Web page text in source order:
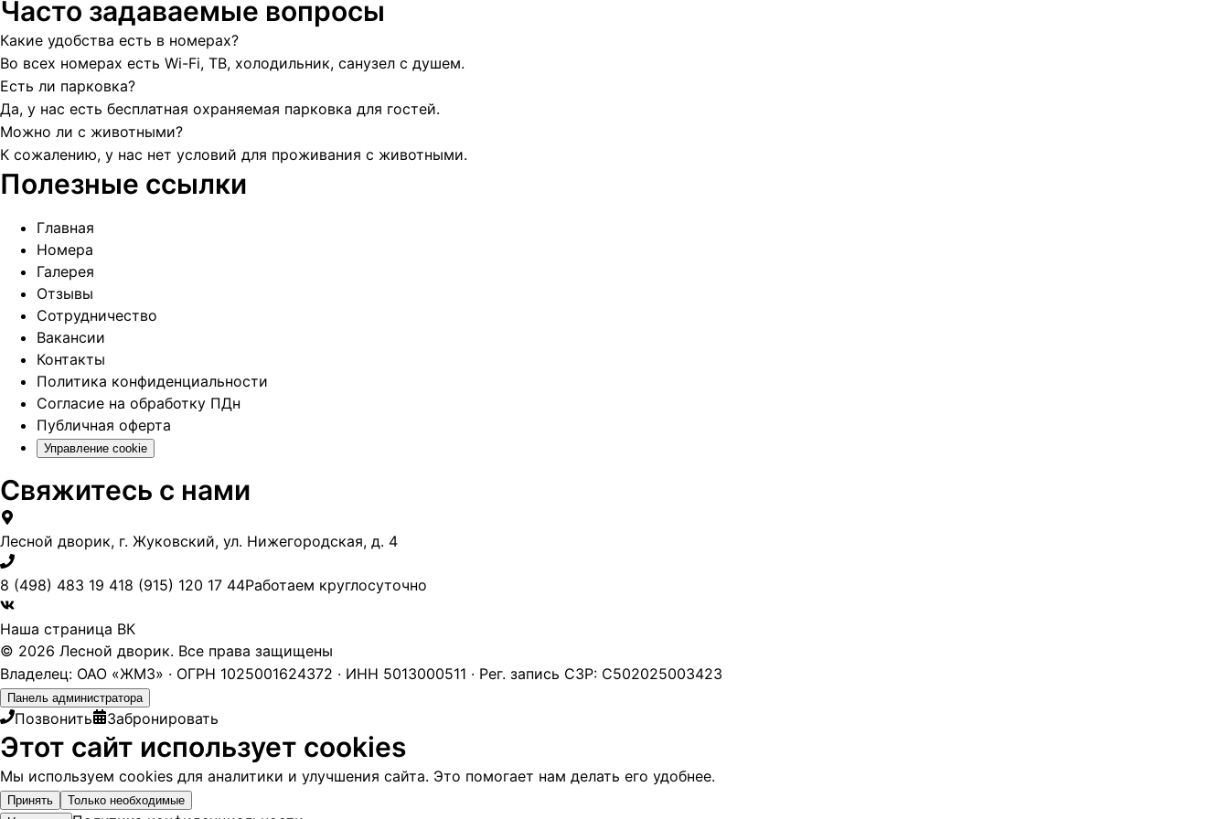
Часто задаваемые вопросы
Какие удобства есть в номерах?
Во всех номерах есть Wi-Fi, ТВ, холодильник, санузел с душем.
Есть ли парковка?
Да, у нас есть бесплатная охраняемая парковка для гостей.
Можно ли с животными?
К сожалению, у нас нет условий для проживания с животными.
Полезные ссылки
Главная
Номера
Галерея
Отзывы
Сотрудничество
Вакансии
Контакты
Политика конфиденциальности
Согласие на обработку ПДн
Публичная оферта
Управление cookie
Свяжитесь с нами
Лесной дворик, г. Жуковский, ул. Нижегородская, д. 4
8 (498) 483 19 418 (915) 120 17 44Работаем круглосуточно
Наша страница ВК
© 2026 Лесной дворик. Все права защищены
Владелец: ОАО «ЖМЗ» · ОГРН 1025001624372 · ИНН 5013000511 · Рег. запись СЗР: С502025003423
Панель администратора
Позвонить Забронировать
Этот сайт использует cookies
Мы используем cookies для аналитики и улучшения сайта. Это помогает нам делать его удобнее.
Принять
Только необходимые